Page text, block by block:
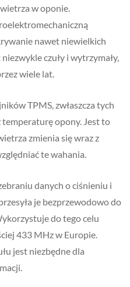
w oponie.
nawet niewielkich
czuły i wytrzymały,
wiele lat.
TPMS, zwłaszcza tych
opony. Jest to
zmienia się wraz z
te wahania.
danych o ciśnieniu i
je bezprzewodowo do
do tego celu
433 MHz w Europie.
jest niezbędne dla